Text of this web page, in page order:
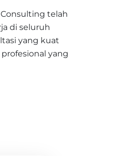
telah
di seluruh
yang kuat
yang